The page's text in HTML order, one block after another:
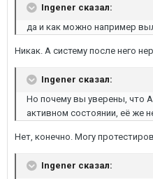
Ingener сказал:
да и как можно например
Никак. А систему после него
Ingener сказал:
Но почему вы уверены, что
активном состоянии, её же
Нет, конечно. Могу
Ingener сказал: